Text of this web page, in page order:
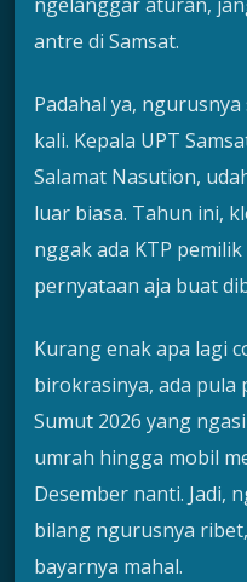
antre di Samsat.
Padahal ya,
kali. Kepala UPT
Salamat Nasution,
luar biasa. Tahun ini,
nggak ada KTP
pernyataan aja buat
Kurang enak apa lagi
birokrasinya, ada pula
Sumut 2026 yang
umrah hingga mobil
Desember nanti. Jadi,
bilang ngurusnya
bayarnya mahal.